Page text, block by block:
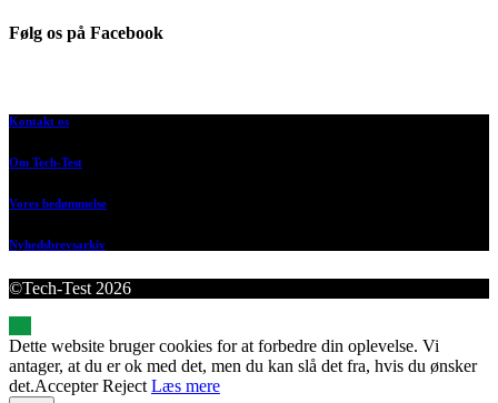
Følg os på Facebook
Kontakt os
Om Tech-Test
Vores bedømmelse
Nyhedsbrevsarkiv
©Tech-Test 2026
Dette website bruger cookies for at forbedre din oplevelse. Vi
antager, at du er ok med det, men du kan slå det fra, hvis du ønsker
det.Accepter Reject Læs mere